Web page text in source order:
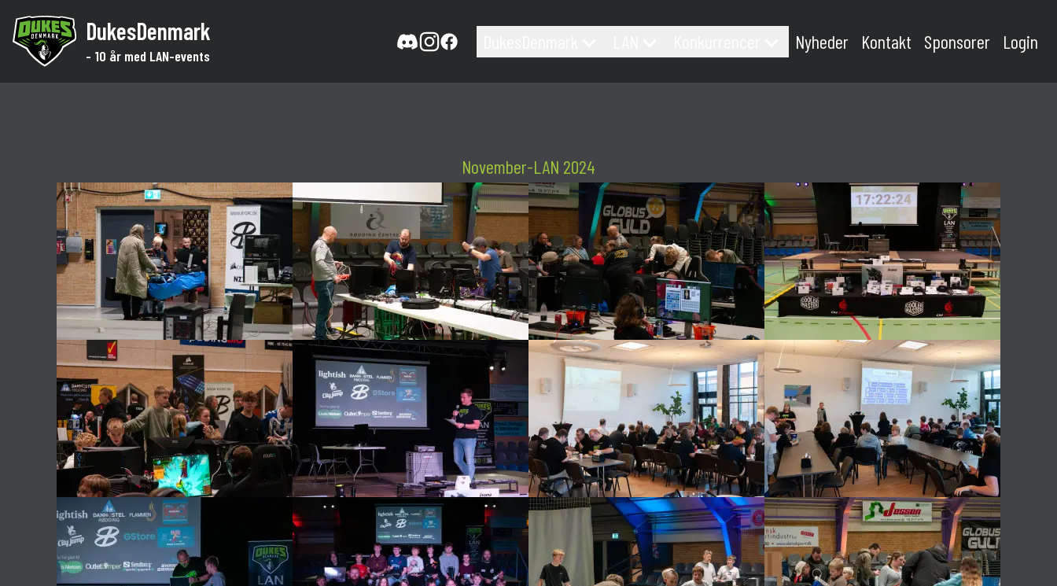
DukesDenmark
- 10 år med LAN-events
Nyheder Kontakt Sponsorer Login
November-LAN 2024